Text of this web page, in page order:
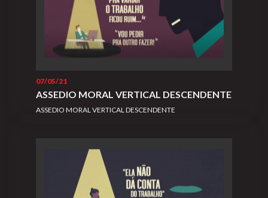
07/05/21
ASSEDIO MORAL VERTICAL DESCENDENTE
ASSEDIO MORAL VERTICAL DESCENDENTE